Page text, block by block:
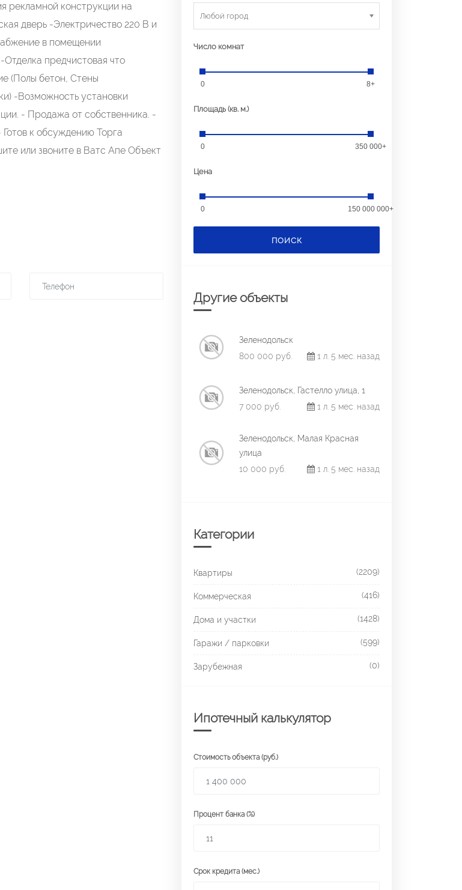
рекламной конструкции на
дверь -Электричество 220 В и
в помещении
предчистовая что
(Полы бетон, Стены
-Возможность установки
- Продажа от собственника. -
к обсуждению Торга
или звоните в Ватс Апе Объект
Любой город
Число комнат
0 8+
Площадь (кв. м.)
0 350 000+
Цена
0 150 000 000+
ПОИСК
Другие объекты
Зеленодольск
800 000 руб.
1 л. 5 мес. назад
Зеленодольск, Гастелло улица, 1
7 000 руб.
1 л. 5 мес. назад
Зеленодольск, Малая Красная
улица
10 000 руб.
1 л. 5 мес. назад
Категории
Квартиры (2209)
Коммерческая (416)
Дома и участки (1428)
Гаражи / парковки (599)
Зарубежная (0)
Ипотечный калькулятор
Стоимость объекта (руб.)
Процент банка (%)
Срок кредита (мес.)